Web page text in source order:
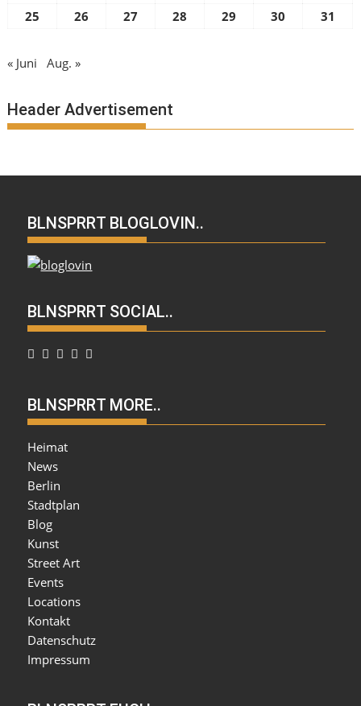
25
26 27 28 29 30 31
« Juni Aug. »
Header Advertisement
BLNSPRRT BLOGLOVIN..
BLNSPRRT SOCIAL..
BLNSPRRT MORE..
Heimat
News
Berlin
Stadtplan
Blog
Kunst
Street Art
Events
Locations
Kontakt
Datenschutz
Impressum